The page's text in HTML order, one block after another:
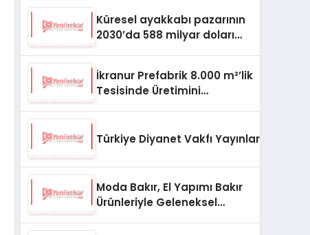
Küresel ayakkabı pazarının
2030’da 588 milyar doları
İkranur Prefabrik 8.000 m²’lik
Tesisinde Üretimini
Türkiye Diyanet Vakfı Yayınları, Yeni
Moda Bakır, El Yapımı Bakır
Ürünleriyle Geleneksel